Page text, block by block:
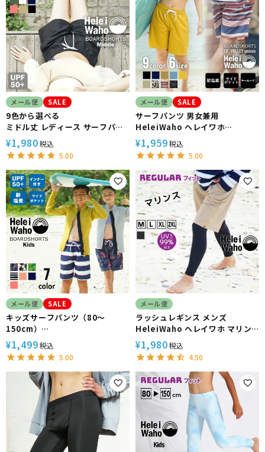
メール便 SALE
9色から選べる
ミドル丈 レディース サーフパン
ツ 水着 HeleiWaho ヘレイワホ
ボードショーツ VOLLEY 水陸両
用 フィットネス ジムウェア
¥1,980税込
5.00
メール便 SALE
サーフパンツ 男女兼用
HeleiWaho ヘレイワホ
VOLLEY ボードショーツ ハーフ
パンツ 大きいサイズ 水陸両用 体
型カバー
¥1,959税込
5.00
メール便 SALE
キッズサーフパンツ（80～
150cm）
男女兼用 Heleiwaho ヘレイワホ
VOLLEY 水陸 ハーフパンツ 水着
子供 インナー付き ボードショー
ツ
¥1,499税込
5.00
メール便
ラッシュレギンス メンズ
HeleiWaho ヘレイワホ マリン
ス UPF50+ UVカット サーフィ
ン
¥1,980税込
4.50